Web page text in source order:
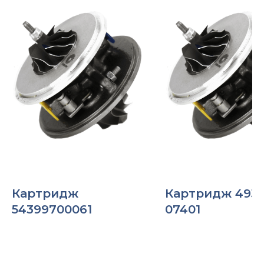
Картридж
54399700061
Картридж
07401